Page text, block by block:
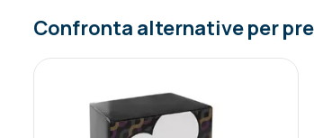
Confronta alternative per